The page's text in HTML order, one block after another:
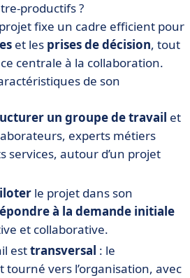
productifs ?
fixe un cadre efficient pour
et les prises de décision, tout
centrale à la collaboration.
de son
un groupe de travail et
experts métiers
services, autour d’un projet
le projet dans son
à la demande initiale
et collaborative.
esttransversal : le
tourné vers l’organisation, avec